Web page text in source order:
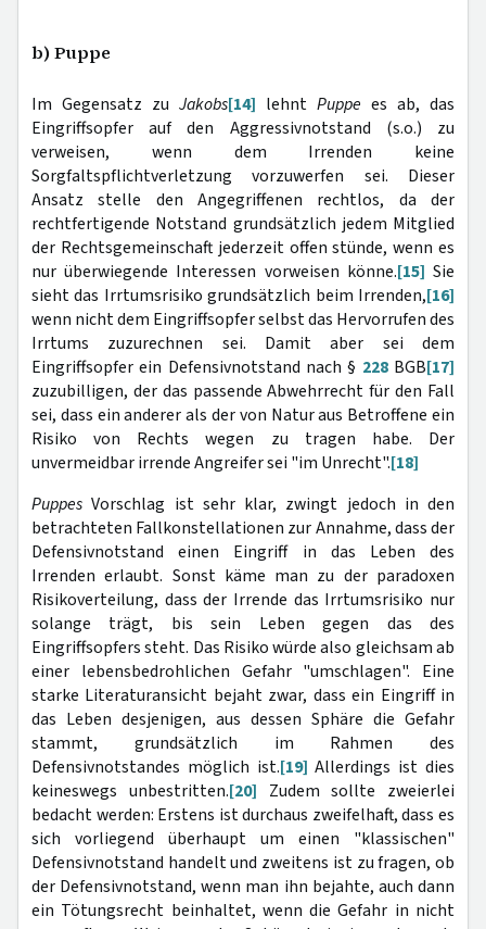
b) Puppe
Im Gegensatz zu Jakobs[14] lehnt Puppe es ab, das
Eingriffsopfer auf den Aggressivnotstand (s.o.) zu
verweisen, wenn dem Irrenden keine
Sorgfaltspflichtverletzung vorzuwerfen sei. Dieser
Ansatz stelle den Angegriffenen rechtlos, da der
rechtfertigende Notstand grundsätzlich jedem Mitglied
der Rechtsgemeinschaft jederzeit offen stünde, wenn es
nur überwiegende Interessen vorweisen könne.[15]Sie
sieht das Irrtumsrisiko grundsätzlich beim Irrenden,[16]
wenn nicht dem Eingriffsopfer selbst das Hervorrufen des
Irrtums zuzurechnen sei. Damit aber sei dem
Eingriffsopfer ein Defensivnotstand nach § 228BGB[17]
zuzubilligen, der das passende Abwehrrecht für den Fall
sei, dass ein anderer als der von Natur aus Betroffene ein
Risiko von Rechts wegen zu tragen habe. Der
unvermeidbar irrende Angreifer sei "im Unrecht".[18]
PuppesVorschlag ist sehr klar, zwingt jedoch in den
betrachteten Fallkonstellationen zur Annahme, dass der
Defensivnotstand einen Eingriff in das Leben des
Irrenden erlaubt. Sonst käme man zu der paradoxen
Risikoverteilung, dass der Irrende das Irrtumsrisiko nur
solange trägt, bis sein Leben gegen das des
Eingriffsopfers steht. Das Risiko würde also gleichsam ab
einer lebensbedrohlichen Gefahr "umschlagen". Eine
starke Literaturansicht bejaht zwar, dass ein Eingriff in
das Leben desjenigen, aus dessen Sphäre die Gefahr
stammt, grundsätzlich im Rahmen des
Defensivnotstandes möglich ist.[19]Allerdings ist dies
keineswegs unbestritten.[20] Zudem sollte zweierlei
bedacht werden: Erstens ist durchaus zweifelhaft, dass es
sich vorliegend überhaupt um einen "klassischen"
Defensivnotstand handelt und zweitens ist zu fragen, ob
der Defensivnotstand, wenn man ihn bejahte, auch dann
ein Tötungsrecht beinhaltet, wenn die Gefahr in nicht